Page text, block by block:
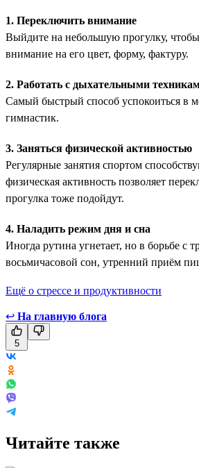
1. Переключить внимание
Выйдите на небольшую прогулку,
внимание на его цвет, форму, фактуру.
2. Работать с дыхательными
Самый быстрый способ успокоиться в
гимнастик.
3. Заняться физической активностью
Регулярные занятия спортом
физическая активность позволяет
прогулка тоже подойдут.
4. Наладить режим дня и сна
Иногда рутина угнетает, но в борьбе с
восьмичасовой сон, утренний приём
Ещё о стрессе и продуктивности
↩ На главную блога
5
Читайте также